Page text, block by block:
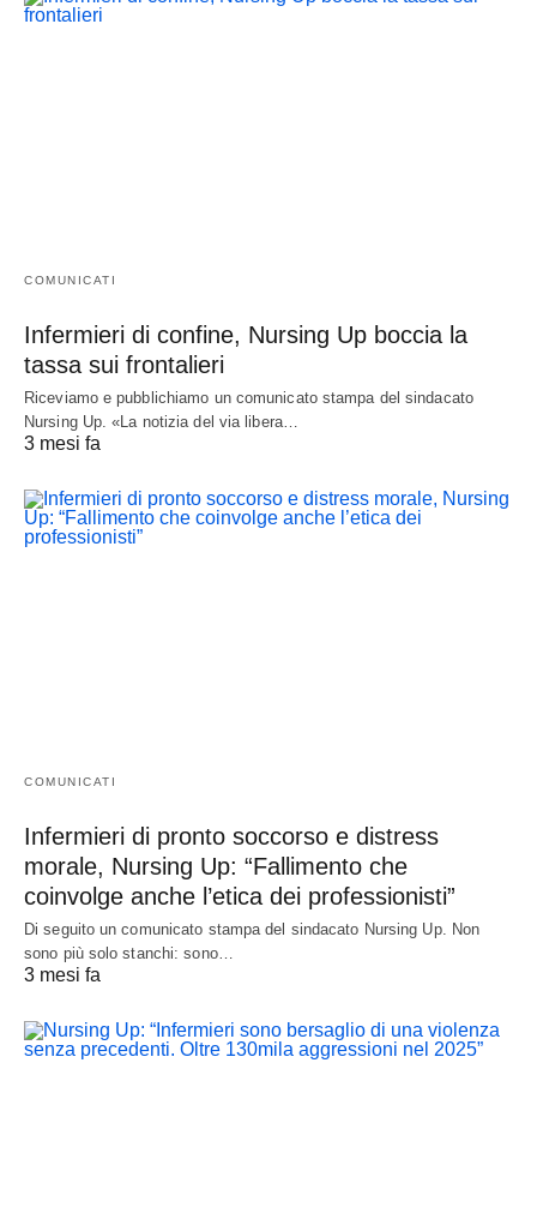
COMUNICATI
Infermieri di confine, Nursing Up boccia la
tassa sui frontalieri
Riceviamo e pubblichiamo un comunicato stampa del sindacato
Nursing Up. «La notizia del via libera…
3 mesi fa
COMUNICATI
Infermieri di pronto soccorso e distress
morale, Nursing Up: “Fallimento che
coinvolge anche l’etica dei professionisti”
Di seguito un comunicato stampa del sindacato Nursing Up. Non
sono più solo stanchi: sono…
3 mesi fa